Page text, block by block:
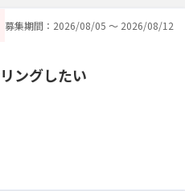
募集期間：2026/08/05 〜 2026/08/12
ングしたい